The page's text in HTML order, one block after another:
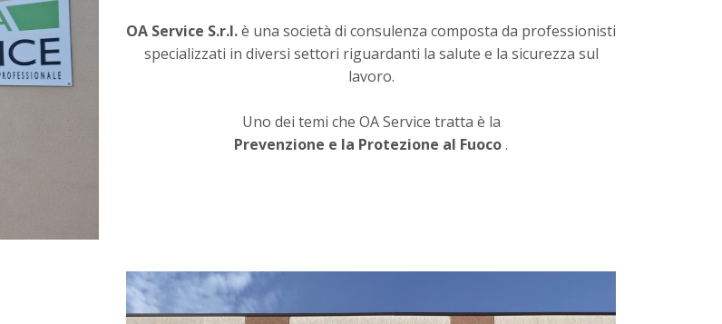
OA Service S.r.l.è una società di consulenza composta da professionisti
specializzati in diversi settori riguardanti la salute e la sicurezza sul
lavoro.
Uno dei temi che OA Service tratta è la
Prevenzione e la Protezione al Fuoco.